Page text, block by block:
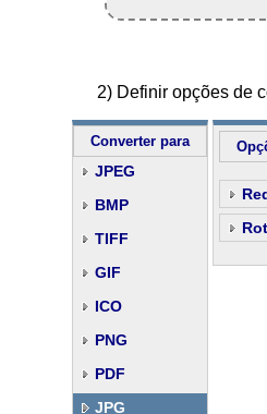
2) Definir opções de
Converter para
JPEG
BMP
TIFF
GIF
ICO
PNG
PDF
JPG